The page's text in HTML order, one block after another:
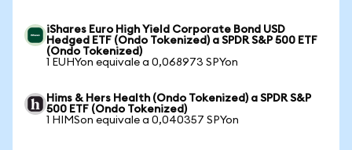
iShares Euro High Yield Corporate Bond USD
Hedged ETF (Ondo Tokenized) a SPDR S&P 500 ETF
(Ondo Tokenized)
1 EUHYon equivale a 0,068973 SPYon
Hims & Hers Health (Ondo Tokenized) a SPDR S&P
500 ETF (Ondo Tokenized)
1 HIMSon equivale a 0,040357 SPYon